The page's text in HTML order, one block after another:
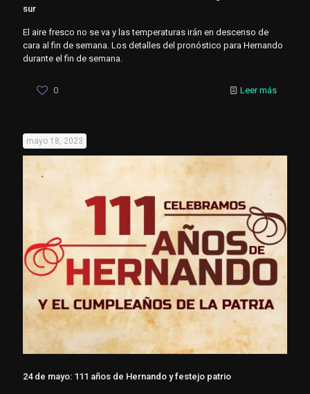
sur
El aire fresco no se va y las temperaturas irán en descenso de
cara al fin de semana. Los detalles del pronóstico para Hernando
durante el fin de semana.
0 Leer más
mayo 18, 2023
24 de mayo: 111 años de Hernando y festejo patrio